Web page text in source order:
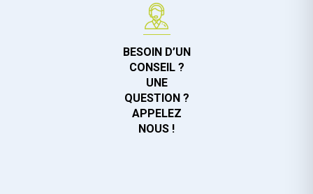
BESOIN D’UN
CONSEIL ?
UNE
QUESTION ?
APPELEZ
NOUS !